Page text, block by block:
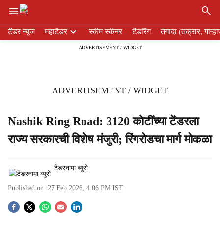
e
टेंडर न्यूज महाटेंडर स्कॅम स्कॅनर टेंडरिंग तगादा (तक्रार,
ADVERTISEMENT / WIDGET
ADVERTISEMENT / WIDGET
Nashik Ring Road: 3120 कोटींच्या टेंडरला
राज्य सरकारची विशेष मंजुरी; रिंगरोडचा मार्ग मोकळा
टेंडरनामा ब्युरो
Published on :27 Feb 2026, 4:06 PM IST
S